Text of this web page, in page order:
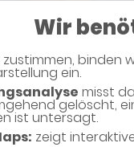
Wir
zustimmen, binden
ein.
misst
gelöscht,
ist untersagt.
zeigt